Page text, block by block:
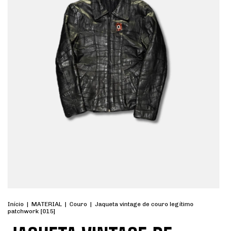
Início | MATERIAL | Couro | Jaqueta vintage de couro legítimo
patchwork [015]